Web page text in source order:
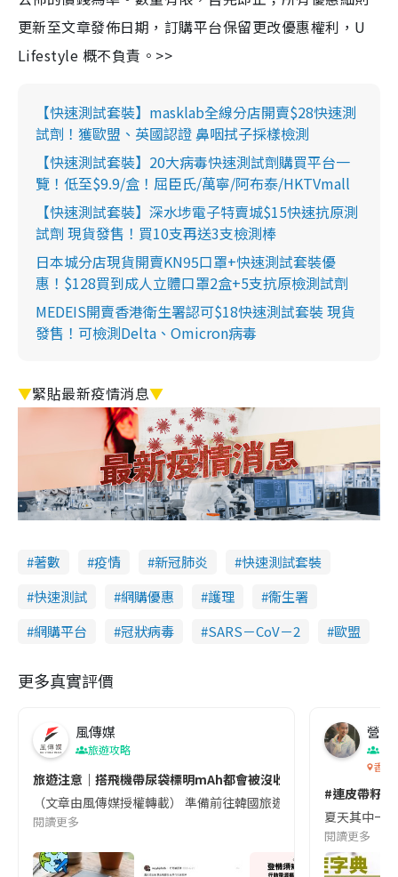
更新至文章發佈日期，訂購平台保留更改優惠權利，U
Lifestyle 概不負責。>>
【快速測試套裝】masklab全線分店開賣$28快速測
試劑！獲歐盟、英國認證 鼻咽拭子採樣檢測
【快速測試套裝】20大病毒快速測試劑購買平台一
覽！低至$9.9/盒！屈臣氏/萬寧/阿布泰/HKTVmall
【快速測試套裝】深水埗電子特賣城$15快速抗原測
試劑 現貨發售！買10支再送3支檢測棒
日本城分店現貨開賣KN95口罩+快速測試套裝優
惠！$128買到成人立體口罩2盒+5支抗原檢測試劑
MEDEIS開賣香港衛生署認可$18快速測試套裝 現貨
發售！可檢測Delta、Omicron病毒
▼緊貼最新疫情消息▼
著數 疫情 新冠肺炎
快速測試套裝
快速測試
網購優惠 護理
衞生署
網購平台
冠狀病毒 SARS－CoV－2 歐盟
更多真實評價
風傳媒
旅遊攻略
旅遊注意｜搭飛機帶尿袋標明mAh都會被沒收😱出發前切記檢查
（文章由風傳媒授權轉載） 準備前往韓國旅遊的民眾，近期要
閱讀更多
營養
香港
#連皮帶籽
夏天其中一
閱讀更多